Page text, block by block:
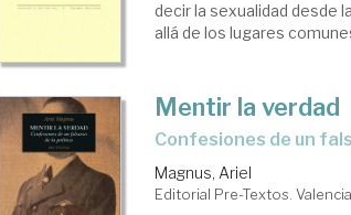
decir la sexualidad desde
allá de los lugares
Mentir la verdad
Confesiones de un
Magnus, Ariel
Editorial Pre-Textos.